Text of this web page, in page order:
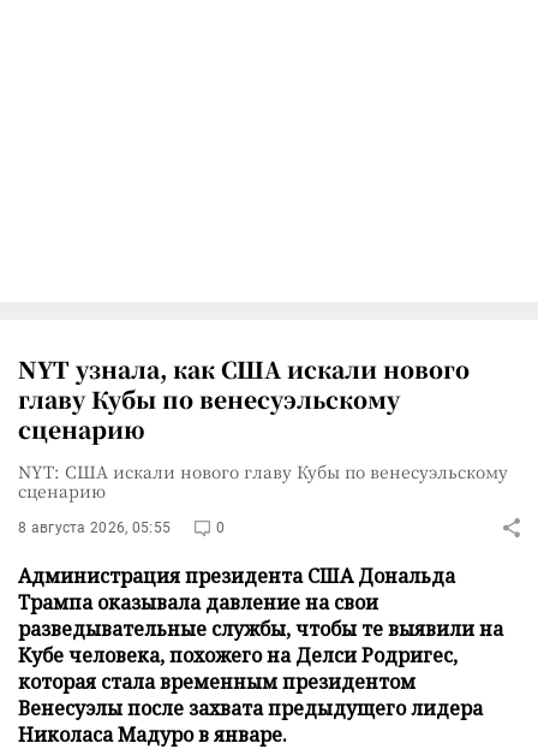
NYT узнала, как США искали нового
главу Кубы по венесуэльскому
сценарию
NYT: США искали нового главу Кубы по венесуэльскому
сценарию
8 августа 2026, 05:55 0
Администрация президента США Дональда
Трампа оказывала давление на свои
разведывательные службы, чтобы те выявили на
Кубе человека, похожего на Делси Родригес,
которая стала временным президентом
Венесуэлы после захвата предыдущего лидера
Николаса Мадуро в январе.